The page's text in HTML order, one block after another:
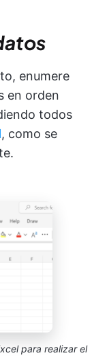
enumere
en orden
todos
, como se
para realizar el